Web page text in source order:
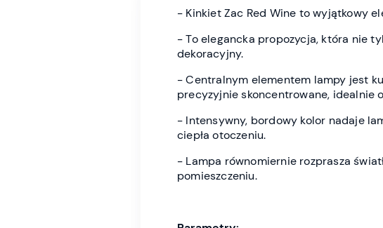
- Kinkiet Zac Red Wine to wyjątkowy
- To elegancka propozycja, która nie
dekoracyjny.
- Centralnym elementem lampy jest
precyzyjnie skoncentrowane, idealnie
- Intensywny, bordowy kolor nadaje
ciepła otoczeniu.
- Lampa równomiernie rozprasza
pomieszczeniu.